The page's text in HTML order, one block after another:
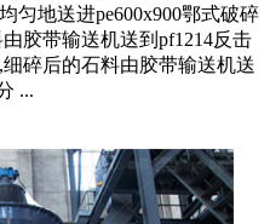
匀地送进pe600x900鄂式破碎
胶带输送机送到pf1214反击
碎后的石料由胶带输送机送
...